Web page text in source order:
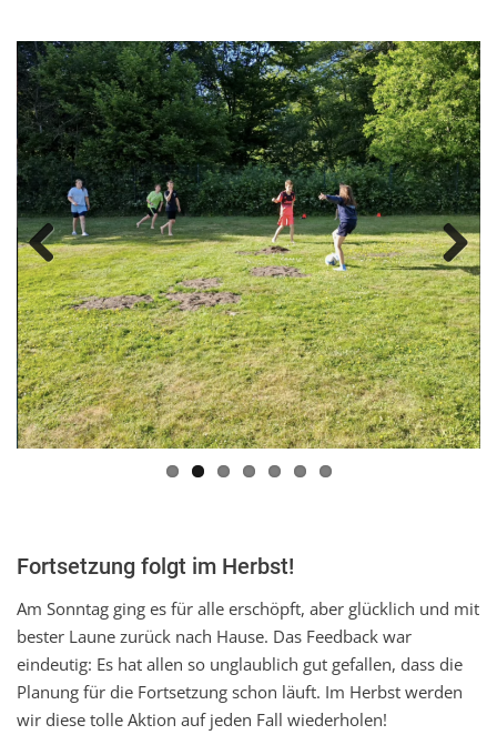
Previous Next
Fortsetzung folgt im Herbst!
Am Sonntag ging es für alle erschöpft, aber glücklich und mit
bester Laune zurück nach Hause. Das Feedback war
eindeutig: Es hat allen so unglaublich gut gefallen, dass die
Planung für die Fortsetzung schon läuft. Im Herbst werden
wir diese tolle Aktion auf jeden Fall wiederholen!